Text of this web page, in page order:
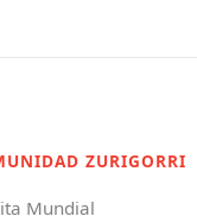
ZURIGORRI
Mundial